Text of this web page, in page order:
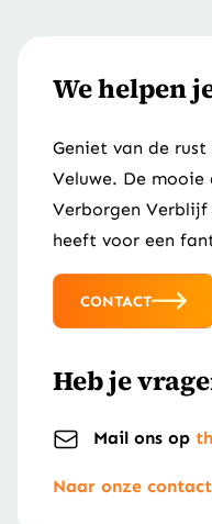
We helpen
Geniet van de
Veluwe. De
Verborgen
heeft voor een
CONTACT
Heb je
Mail ons op
Naar onze